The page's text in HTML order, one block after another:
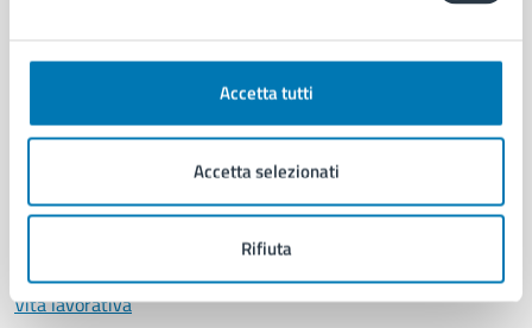
Accetta tutti
Accetta selezionati
Rifiuta
Documenti e certificati
Educazione e formazione
Imprese e commercio
Salute, benessere e assistenza
Servizi Cimiteriali
Vita lavorativa